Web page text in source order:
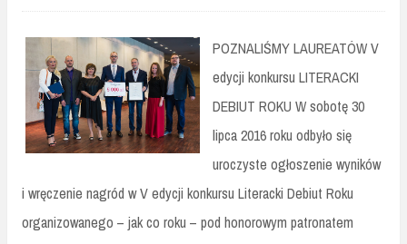
POZNALIŚMY LAUREATÓW V
edycji konkursu LITERACKI
DEBIUT ROKU W sobotę 30
lipca 2016 roku odbyło się
uroczyste ogłoszenie wyników
i wręczenie nagród w V edycji konkursu Literacki Debiut Roku
organizowanego – jak co roku – pod honorowym patronatem